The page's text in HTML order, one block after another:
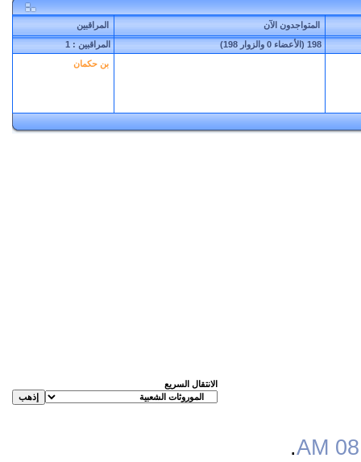
المتواجدون الآن
المراقبين
198 (الأعضاء 0 والزوار 198)
المراقبين : 1
بن حكمان
الانتقال السريع
.